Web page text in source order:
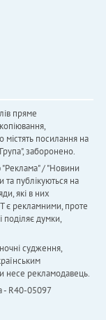
пряме
містять посилання на
заборонено.
"Реклама" / "Новини
публікуються на
які в них
є рекламними, проте
поділяє думки,
судження,
несе рекламодавець.
- R40-05097